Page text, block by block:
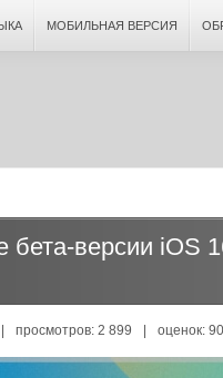
МОБИЛЬНАЯ ВЕРСИЯ
версии iOS
| просмотров: 2 899 | оценок: 90